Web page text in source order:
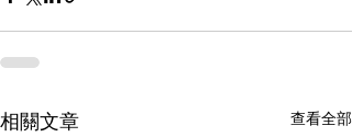
相關文章 查看全部